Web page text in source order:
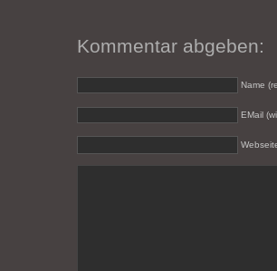
Kommentar abgeben:
Name
EMail